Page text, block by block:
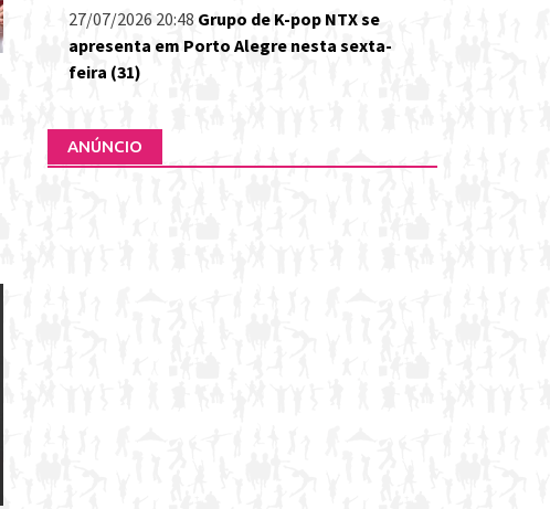
27/07/2026 20:48 Grupo de K-pop NTX se
apresenta em Porto Alegre nesta sexta-
feira (31)
ANÚNCIO